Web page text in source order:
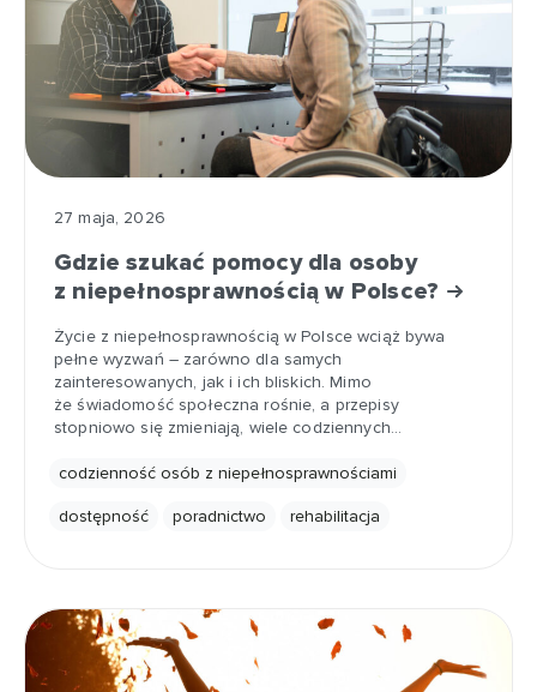
27 maja, 2026
Gdzie szukać pomocy dla osoby
z niepełnosprawnością w Polsce?
Życie z niepełnosprawnością w Polsce wciąż bywa
pełne wyzwań – zarówno dla samych
zainteresowanych, jak i ich bliskich. Mimo
że świadomość społeczna rośnie, a przepisy
stopniowo się zmieniają, wiele codziennych…
codzienność osób z niepełnosprawnościami
dostępność poradnictwo rehabilitacja